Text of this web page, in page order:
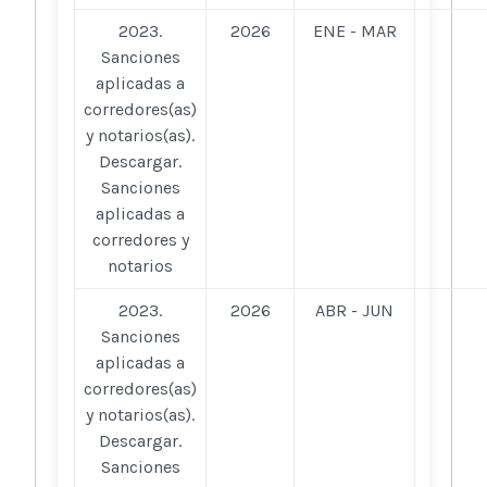
2023.
Sanciones
aplicadas a
corredores(as)
y notarios(as).
Descargar.
Sanciones
aplicadas a
corredores y
notarios
2026 ENE - MAR
2023.
Sanciones
aplicadas a
corredores(as)
y notarios(as).
Descargar.
Sanciones
2026 ABR - JUN